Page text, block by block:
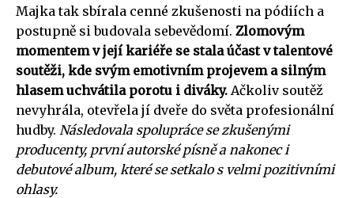
Majka tak sbírala cenné zkušenosti na pódiích a
postupně si budovala sebevědomí. Zlomovým
momentem v její kariéře se stala účast v talentové
soutěži, kde svým emotivním projevem a silným
hlasem uchvátila porotu i diváky. Ačkoliv soutěž
nevyhrála, otevřela jí dveře do světa profesionální
hudby. Následovala spolupráce se zkušenými
producenty, první autorské písně a nakonec i
debutové album, které se setkalo s velmi pozitivními
ohlasy.